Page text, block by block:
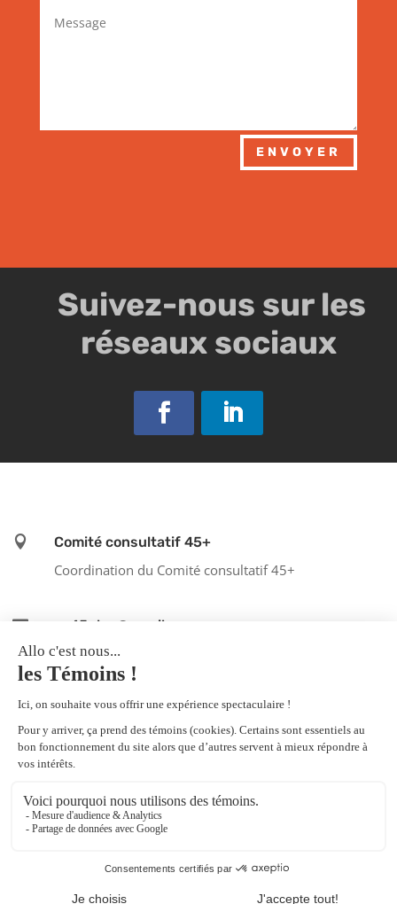
ENVOYER
Suivez-nous sur les
réseaux sociaux
 Comité consultatif 45+
Coordination du Comité consultatif 45+
 cc45plus@gmail.com
l Inscription à l'infolettre
Cliquez ici pour vous inscrire
Une création dePF communications | Création de
Politique de confidentialité